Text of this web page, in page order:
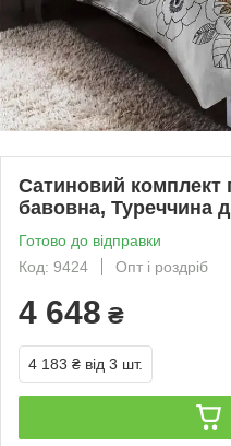
Сатиновий комплект
бавовна, Туреччина
Готово до відправки
Код: 9424
Опт і роздріб
4 648 ₴
4 183 ₴ від 3 шт.